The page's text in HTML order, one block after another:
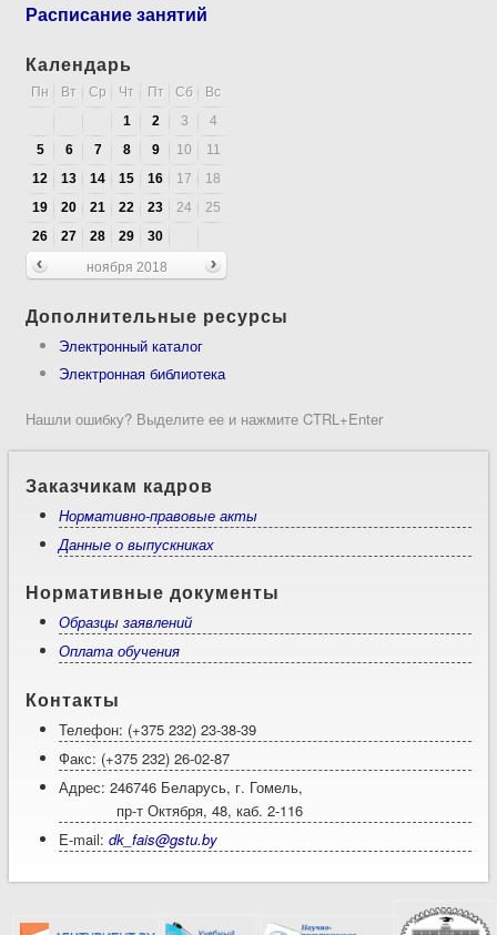
Расписание занятий
Календарь
Пн Вт Ср Чт Пт Сб
Вс
1
2 3
4
5
6 7 8 9 10
11
12
13 14 15 16 17
18
19
20 21 22 23 24
25
26
27 28 29
30
ноября 2018
Дополнительные ресурсы
Электронный каталог
Электронная библиотека
Нашли ошибку? Выделите ее и нажмите CTRL+Enter
Заказчикам кадров
Нормативно-правовые акты
Данные о выпускниках
Нормативные документы
Образцы заявлений
Оплата обучения
Контакты
Телефон: (+375 232) 23-38-39
Факс: (+375 232) 26-02-87
Адрес: 246746 Беларусь, г. Гомель,
пр-т Октября, 48, каб. 2-116
E-mail:dk_fais@gstu.by